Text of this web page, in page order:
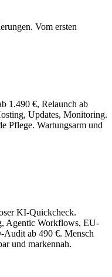
Vom ersten
1.490 €, Relaunch ab
Updates, Monitoring.
Pflege. Wartungsarm und
KI-Quickcheck.
Agentic Workflows, EU-
ab 490 €. Mensch
und markennah.